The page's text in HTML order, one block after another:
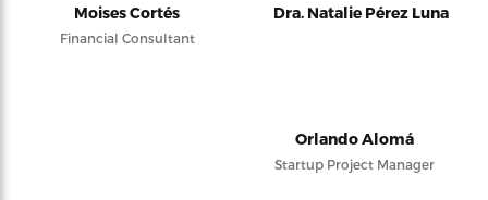
Moises Cortés
Financial Consultant
Dra. Natalie Pérez Luna
Orlando Alomá
Startup Project Manager